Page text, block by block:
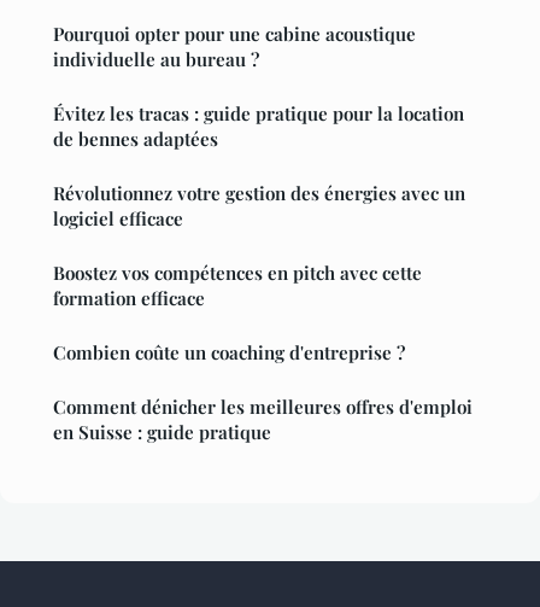
Pourquoi opter pour une cabine acoustique
individuelle au bureau ?
Évitez les tracas : guide pratique pour la location
de bennes adaptées
Révolutionnez votre gestion des énergies avec un
logiciel efficace
Boostez vos compétences en pitch avec cette
formation efficace
Combien coûte un coaching d'entreprise ?
Comment dénicher les meilleures offres d'emploi
en Suisse : guide pratique